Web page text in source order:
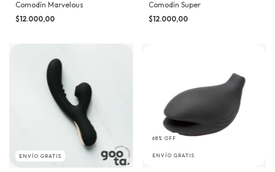
Comodín Marvelous
$12.000,00
Comodín Super
$12.000,00
ENVÍO GRATIS
68 % OFF
ENVÍO GRATIS